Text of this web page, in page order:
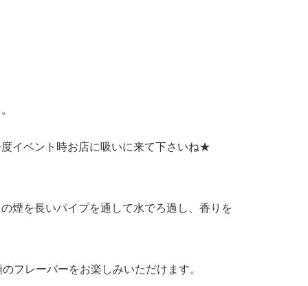
イベント時お店に吸いに来て下さいね★
煙を長いパイプを通して水でろ過し、香りを
フレーバーをお楽しみいただけます。